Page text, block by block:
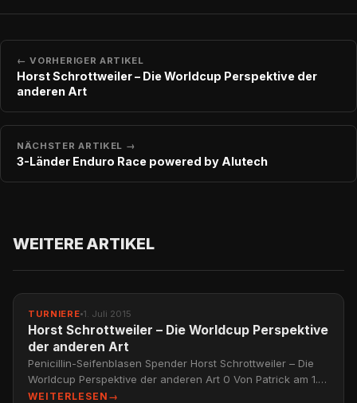
← VORHERIGER ARTIKEL
Horst Schrottweiler – Die Worldcup Perspektive der
anderen Art
NÄCHSTER ARTIKEL →
3-Länder Enduro Race powered by Alutech
WEITERE ARTIKEL
TURNIERE 1. Juli 2015
Horst Schrottweiler – Die Worldcup Perspektive
der anderen Art
Penicillin-Seifenblasen Spender Horst Schrottweiler – Die
Worldcup Perspektive der anderen Art 0 Von Patrick am 1.
Juli 2015 Kolumne Hallo…
WEITERLESEN →